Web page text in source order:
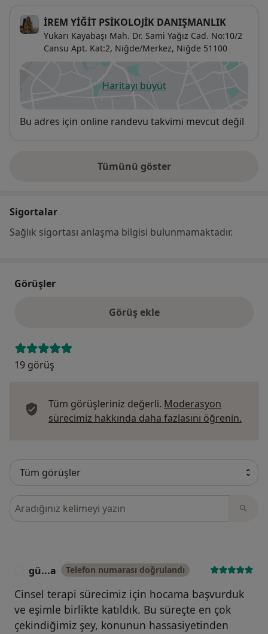
İREM YİĞİT PSİKOLOJİK DANIŞMANLIK
Yukarı Kayabaşı Mah. Dr. Sami Yağız Cad. No:10/2
Cansu Apt. Kat:2, Niğde/Merkez, Niğde 51100
Haritayı büyütyeni bir sekmede açılır
Uygunluk
Bu adres için online randevu takvimi mevcut değil
Tümünü göster
adres hakkında
Sigortalar
Sağlık sigortası anlaşma bilgisi bulunmamaktadır.
Görüşler
Görüş ekle
19 görüş
Tüm görüşleriniz değerli. Moderasyon
sürecimiz hakkında daha fazlasını öğrenin.
Görüşler içerisinde ara
gü...a Telefon numarası doğrulandı
Cinsel terapi sürecimiz için hocama başvurduk
ve eşimle birlikte katıldık. Bu süreçte en çok
çekindiğimiz şey, konunun hassasiyetinden